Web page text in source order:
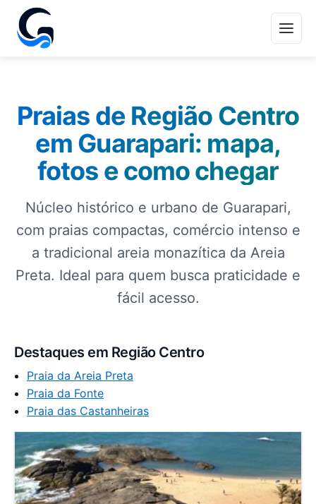
Praias de Região Centro
em Guarapari: mapa,
fotos e como chegar
Núcleo histórico e urbano de Guarapari,
com praias compactas, comércio intenso e
a tradicional areia monazítica da Areia
Preta. Ideal para quem busca praticidade e
fácil acesso.
Destaques em Região Centro
Praia da Areia Preta
Praia da Fonte
Praia das Castanheiras